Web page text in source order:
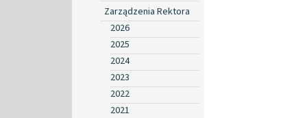
Zarządzenia Rektora
2026
2025
2024
2023
2022
2021